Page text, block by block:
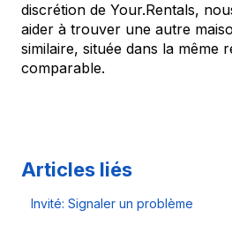
discrétion de Your.Rentals,
aider à trouver une autre
similaire, située dans la même
comparable.
Articles liés
Invité: Signaler un problème